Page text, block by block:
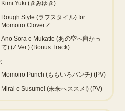
Kimi Yuki (きみゆき)
Rough Style (ラフスタイル) for
Momoiro Clover Z
Ano Sora e Mukatte (あの空へ向かっ
て) (Z Ver.) (Bonus Track)
Momoiro Punch (ももいろパンチ) (PV)
Mirai e Susume! (未来へススメ!) (PV)